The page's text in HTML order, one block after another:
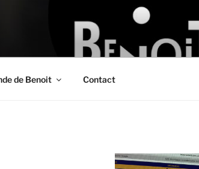
DE BENOIT
de Benoit Contact